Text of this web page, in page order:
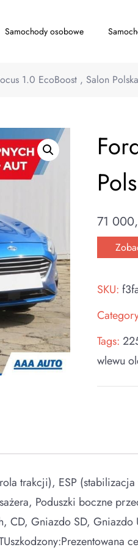
Samochody osobowe
1.0 EcoBoost , Salon Polska
71
SKU:
Tags:
wlewu
trakcji), ESP
Poduszki boczne
Gniazdo SD, Gniazdo